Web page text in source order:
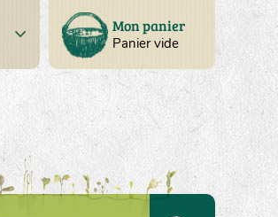
Mon panier
Panier vide